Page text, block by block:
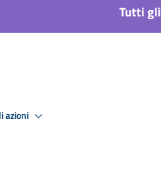
Tutti
azioni